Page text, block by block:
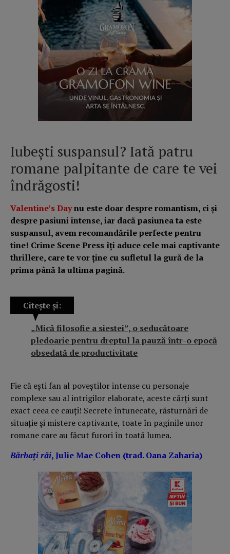
Iubești suspansul? Iată patru
romane palpitante de care te vei
îndrăgosti!
Valentine’s Daynu este doar despre romantism, ci și
despre pasiuni intense, iar dacă pasiunea ta este
suspansul, avem recomandările perfecte pentru
tine! Crime Scene Press îți aduce cele mai captivante
thrillere, care te vor ține cu sufletul la gură de la
prima până la ultima pagină.
Citește și:
„Mică filosofie a siestei”, o seducătoare
pledoarie pentru dreptul la pauză într-o epocă
obsedată de productivitate
Fie că ești fan al poveștilor intense cu personaje
complexe sau al intrigilor elaborate, aceste cărți sunt
exact ceea ce cauți! Secrete întunecate, răsturnări de
situație și mistere captivante, toate în paginile unor
romane care au făcut furori în toată lumea.
Bărbați răi, Julie Mae Cohen (trad. Oana Zaharia)